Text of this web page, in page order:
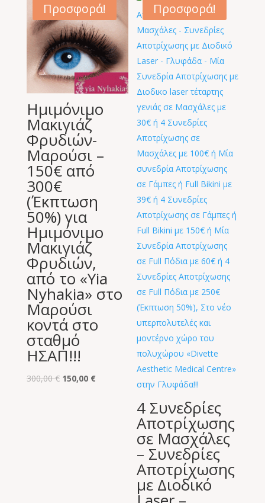
Προσφορά!
Ημιμόνιμο
Μακιγιάζ
Φρυδιών-
Μαρούσι –
150€ από
300€
(Έκπτωση
50%) για
Ημιμόνιμο
Μακιγιάζ
Φρυδιών,
από το «Υia
Nyhakia» στο
Μαρούσι
κοντά στο
σταθμό
ΗΣΑΠ!!!
300,00€ Original
150,00 €Η
Προσφορά!
4 Συνεδρίες
Αποτρίχωσης
σε Μασχάλες
– Συνεδρίες
Αποτρίχωσης
με Διοδικό